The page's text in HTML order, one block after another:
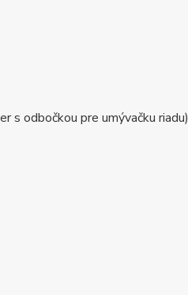
s odbočkou pre umývačku riadu)